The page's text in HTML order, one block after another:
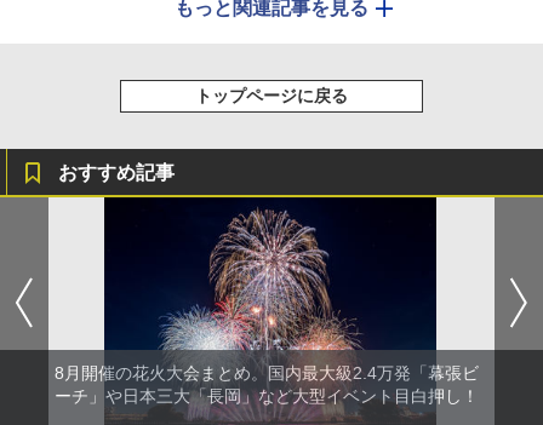
もっと関連記事を見る
トップページに戻る
おすすめ記事
8月開催の花火大会まとめ。国内最大級2.4万発「幕張ビ
ーチ」や日本三大「長岡」など大型イベント目白押し！